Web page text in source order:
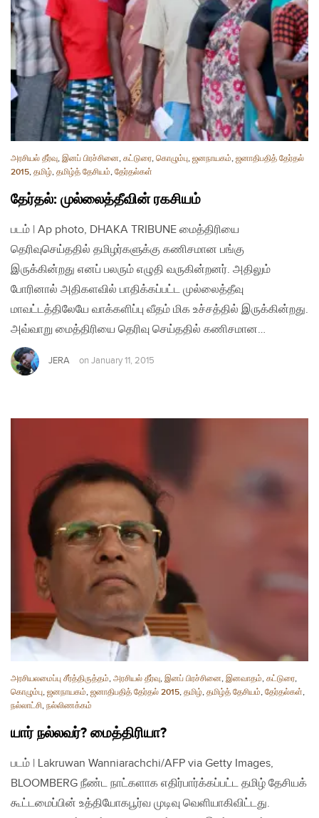
அரசியல் தீர்வு, இனப் பிரச்சினை, கட்டுரை, கொழும்பு, ஜனநாயகம், ஜனாதிபதித் தேர்தல்
2015, தமிழ், தமிழ்த் தேசியம், தேர்தல்கள்
தேர்தல்: முல்லைத்தீவின் ரகசியம்
படம் | Ap photo, DHAKA TRIBUNE மைத்திரியை
தெரிவுசெய்ததில் தமிழர்களுக்கு கணிசமான பங்கு
இருக்கின்றது எனப் பலரும் எழுதி வருகின்றனர். அதிலும்
போரினால் அதிகளவில் பாதிக்கப்பட்ட முல்லைத்தீவு
மாவட்டத்திலேயே வாக்களிப்பு வீதம் மிக உச்சத்தில் இருக்கின்றது.
அவ்வாறு மைத்திரியை தெரிவு செய்ததில் கணிசமான…
JERA on January 11, 2015
அரசியலமைப்பு சீர்த்திருத்தம், அரசியல் தீர்வு, இனப் பிரச்சினை, இனவாதம், கட்டுரை,
கொழும்பு, ஜனநாயகம், ஜனாதிபதித் தேர்தல் 2015, தமிழ், தமிழ்த் தேசியம், தேர்தல்கள்,
நல்லாட்சி, நல்லிணக்கம்
யார் நல்லவர்? மைத்திரியா?
படம் | Lakruwan Wanniarachchi/AFP via Getty Images,
BLOOMBERG நீண்ட நாட்களாக எதிர்பார்க்கப்பட்ட தமிழ் தேசியக்
கூட்டமைப்பின் உத்தியோகபூர்வ முடிவு வெளியாகிவிட்டது.